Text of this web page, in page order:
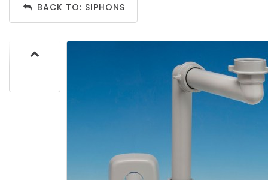
BACK TO: SIPHONS